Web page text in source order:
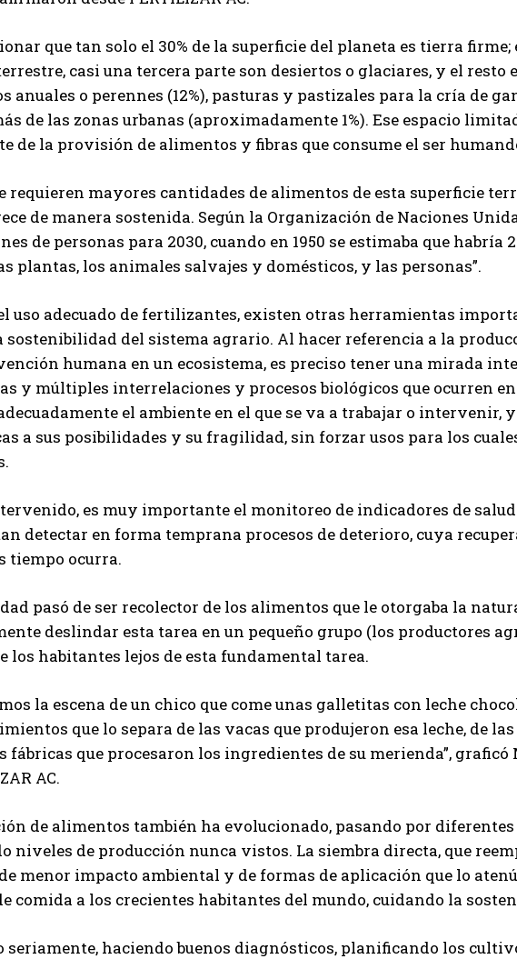
Suscribite al Newsletter
QUIERO SUSCRIBIRME
Leí y acepto laPolítica de Privacidad.
que tan solo el 30% de la superficie del planeta es tierra firme;
casi una tercera parte son desiertos o glaciares, y el resto
anuales o perennes (12%), pasturas y pastizales para la cría de
de las zonas urbanas (aproximadamente 1%). Ese espacio
de la provisión de alimentos y fibras que consume el ser
requieren mayores cantidades de alimentos de esta superficie
de manera sostenida. Según la Organización de Naciones
de personas para 2030, cuando en 1950 se estimaba que habría
plantas, los animales salvajes y domésticos, y las personas”.
uso adecuado de fertilizantes, existen otras herramientas
sostenibilidad del sistema agrario. Al hacer referencia a la
humana en un ecosistema, es preciso tener una mirada
y múltiples interrelaciones y procesos biológicos que ocurren en
el ambiente en el que se va a trabajar o intervenir,
a sus posibilidades y su fragilidad, sin forzar usos para los
es muy importante el monitoreo de indicadores de
detectar en forma temprana procesos de deterioro, cuya
tiempo ocurra.
pasó de ser recolector de los alimentos que le otorgaba la
deslindar esta tarea en un pequeño grupo (los productores
los habitantes lejos de esta fundamental tarea.
la escena de un chico que come unas galletitas con leche
que lo separa de las vacas que produjeron esa leche, de
fábricas que procesaron los ingredientes de su merienda”,
AC.
de alimentos también ha evolucionado, pasando por diferentes
niveles de producción nunca vistos. La siembra directa, que
menor impacto ambiental y de formas de aplicación que lo
comida a los crecientes habitantes del mundo, cuidando la
seriamente, haciendo buenos diagnósticos, planificando los